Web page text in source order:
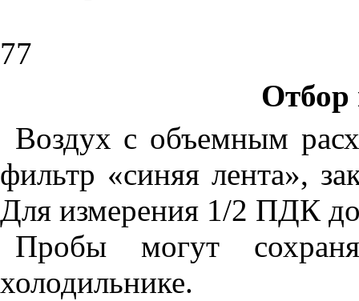
77
Отбор
Воздух с объемным
фильтр «синяя лента»,
Для измерения 1/2 ПДК
Пробы могут
холодильнике.